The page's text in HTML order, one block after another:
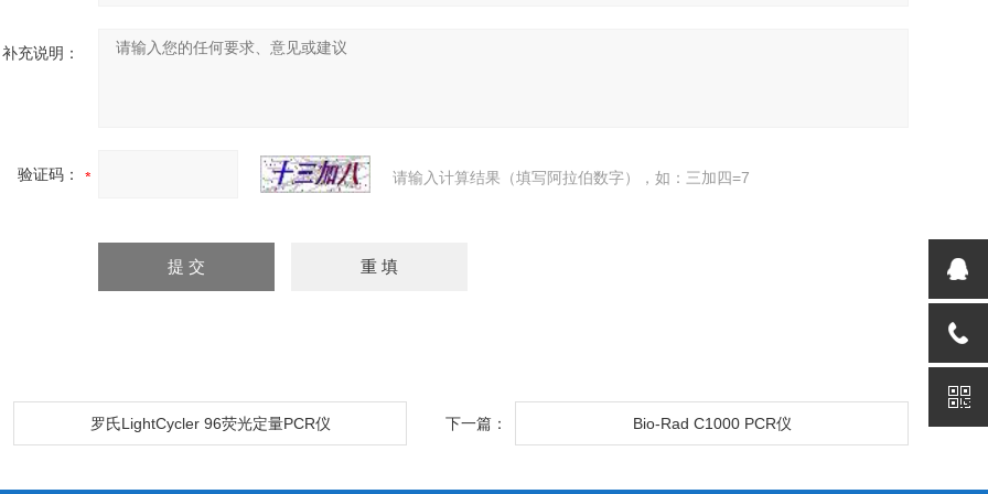
补充说明：
验证码： 请输入计算结果（填写阿拉伯数字），如：三加四=7
罗氏LightCycler 96荧光定量PCR仪 下一篇： Bio-Rad C1000 PCR仪